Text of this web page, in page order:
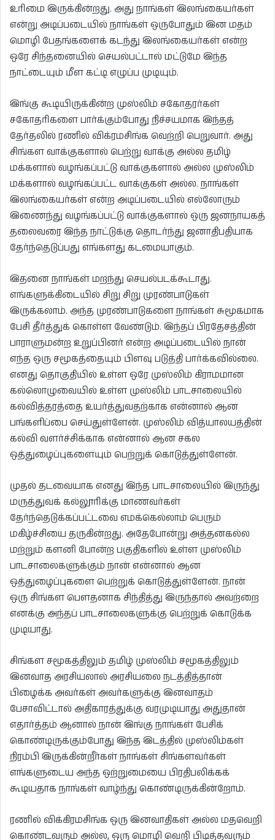
உரிமை இருக்கின்றது. அது நாங்கள் இலங்கையர்கள்
என்று அடிப்படையில் நாங்கள் ஒருபோதும் இன மதம்
மொழி பேதங்களைக் கடந்து இலங்கையர்கள் என்ற
ஒரே சிந்தனையில் செயல்பட்டால் மட்டுமே இந்த
நாட்டையும் மீள கட்டி எழுப்ப முடியும்.
இங்கு கூடியிருக்கின்ற முஸ்லிம் சகோதரர்கள்
சகோதரிகளை பார்க்கும்போது நிச்சயமாக இந்தத்
தேர்தலில் ரணில் விக்ரமசிங்க வெற்றி பெறுவார். அது
சிங்கள வாக்குகளால் பெற்று வாக்கு அல்ல தமிழ்
மக்களால் வழங்கப்பட்டு வாக்குகளால் அல்ல முஸ்லிம்
மக்களால் வழங்கப்பட்ட வாக்குகள் அல்ல. நாங்கள்
இலங்கையர்கள் என்ற அடிப்படையில் எல்லோரும்
இணைந்து வழங்கப்பட்டு வாக்குகளால் ஒரு ஜனநாயகத்
தலைவரை இந்த நாட்டுக்கு தொடர்ந்து ஜனாதிபதியாக
தேர்ந்தெடுப்பது எங்களது கடமையாகும்.
இதனை நாங்கள் மறந்து செயல்படக்கூடாது.
எங்களுக்கிடையில் சிறு சிறு முரண்பாடுகள்
இருக்கலாம். அந்த முரண்பாடுகளை நாங்கள் சுமூகமாக
பேசி தீர்த்துக் கொள்ள வேண்டும். இந்தப் பிரதேசத்தின்
பாராளுமன்ற உறுப்பினர் என்ற அடிப்படையில் நான்
எந்த ஒரு சமூகத்தையும் பிளவு படுத்தி பார்க்கவில்லை.
எனது தொகுதியில் உள்ள ஒரே முஸ்லிம் கிராமமான
கல்லொழுவையில் உள்ள முஸ்லிம் பாடசாலையில்
கல்வித்தரத்தை உயர்த்துவதற்காக என்னால் ஆன
பங்களிப்பை செய்துள்ளேன். முஸ்லிம் வித்யாலயத்தின்
கல்வி வளர்ச்சிக்காக என்னால் ஆன சகல
ஒத்துழைப்புகளையும் பெற்றுக் கொடுத்துள்ளேன்.
முதல் தடவையாக எனது இந்த பாடசாலையில் இருந்து
மருத்துவக் கல்லூரிக்கு மாணவர்கள்
தேர்ந்தெடுக்கப்பட்டவை எமக்கெல்லாம் பெரும்
மகிழ்ச்சியை தருகின்றது. அதேபோன்று அத்தனகல்ல
மற்றும் களனி போன்ற பகுதிகளில் உள்ள முஸ்லிம்
பாடசாலைகளுக்கும் நான் என்னால் ஆன
ஒத்துழைப்புகளை பெற்றுக் கொடுத்துள்ளேன். நான்
ஒரு சிங்கள பௌதனாக சிந்தித்து இருந்தால் அவற்றை
எனக்கு அந்தப் பாடசாலைகளுக்கு பெற்றுக் கொடுக்க
முடியாது.
சிங்கள சமூகத்திலும் தமிழ் முஸ்லிம் சமூகத்திலும்
இனவாத அரசியலால் அரசியலை நடத்தித்தான்
பிழைக்க அவர்கள் அவர்களுக்கு இனவாதம்
பேசாவிட்டால் அதிகாரத்துக்கு வரமுடியாது அதுதான்
எதார்த்தம் ஆனால் நான் இங்கு நாங்கள் பேசிக்
கொண்டிருக்கும்போது இந்த இடத்தில் முஸ்லிம்கள்
நிரம்பி இருக்கின்றீர்கள் நாங்கள் சிங்களவர்கள்
எங்களுடைய அந்த ஒற்றுமையை பிரதிபலிக்கக்
கூடியதாக நாங்கள் வாழ்ந்து கொண்டிருக்கின்றோம்.
ரணில் விக்கிரமசிங்க ஒரு இனவாதிகள் அல்ல மதவெறி
கொண்டவரும் அல்ல, ஒரு மொழி வெறி பிடித்தவரும்